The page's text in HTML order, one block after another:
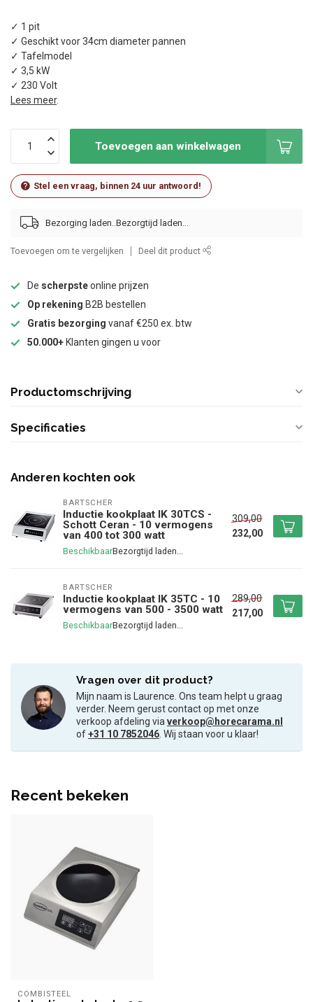
✓ 1 pit
✓ Geschikt voor 34cm diameter pannen
✓ Tafelmodel
✓ 3,5 kW
✓ 230 Volt
Lees meer.
Toevoegen aan winkelwagen
Stel een vraag, binnen 24 uur antwoord!
Bezorging laden..
Toevoegen om te vergelijken Deel dit product
De scherpsteonline prijzen
Op rekening B2B bestellen
Gratis bezorging vanaf €250 ex. btw
50.000+ Klanten gingen u voor
Productomschrijving
Specificaties
Anderen kochten ook
BARTSCHER
Inductie kookplaat IK 30TCS -
Schott Ceran - 10 vermogens
van 400 tot 300 watt
Beschikbaar
309,00
232,00
BARTSCHER
Inductie kookplaat IK 35TC - 10
vermogens van 500 - 3500 watt
Beschikbaar
289,00
217,00
Vragen over dit product?
Mijn naam is Laurence. Ons team helpt u graag
verder. Neem gerust contact op met onze
verkoop afdeling viaverkoop@horecarama.nl
of+31 10 7852046. Wij staan voor u klaar!
Recent bekeken
COMBISTEEL